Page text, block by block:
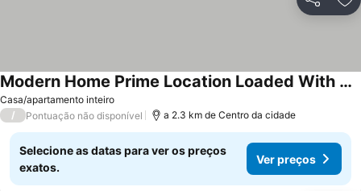
Partilhar
Casa/apartamento inteiro
Modern Home Prime Location Loaded With Extras
Ver preços
/ Pontuação não disponível a 2.3 km de Centro da cidade
Selecione as datas para ver os preços
exatos.
Ver preços